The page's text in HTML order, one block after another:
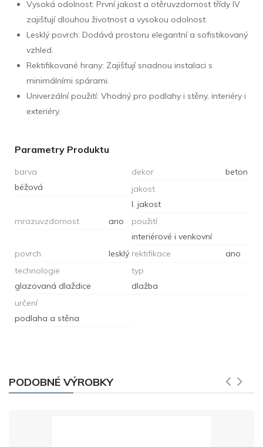
Vysoká odolnost: První jakost a otěruvzdornost třídy IV
zajišťují dlouhou životnost a vysokou odolnost.
Lesklý povrch: Dodává prostoru elegantní a sofistikovaný
vzhled.
Rektifikované hrany: Zajišťují snadnou instalaci s
minimálními spárami.
Univerzální použití: Vhodný pro podlahy i stěny, interiéry i
exteriéry.
Parametry Produktu
barva
béžová
dekor
beton
jakost
I. jakost
mrazuvzdornost
ano
použití
interiérové i venkovní
povrch
lesklý rektifikace
ano
technologie
glazovaná dlaždice
typ
dlažba
určení
podlaha a stěna
PODOBNÉ VÝROBKY